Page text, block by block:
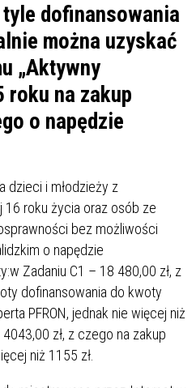
dofinansowania
można uzyskać
„Aktywny
roku na zakup
o napędzie
dzieci i młodzieży z
16 roku życia oraz osób ze
bez możliwości
o napędzie
Zadaniu C1 – 18 480,00 zł, z
dofinansowania do kwoty
PFRON, jednak nie więcej niż
zł, z czego na zakup
niż 1155 zł.